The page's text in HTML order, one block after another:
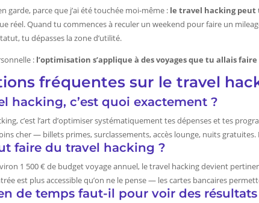
garde, parce que j’ai été touchée moi-même : le travel hacking peut
réel. Quand tu commences à reculer un weekend pour faire un
tu dépasses la zone d’utilité.
: l’optimisation s’applique à des voyages que tu allais
fréquentes sur le travel
hacking, c’est quoi exactement ?
c’est l’art d’optimiser systématiquement tes dépenses et tes
cher — billets primes, surclassements, accès lounge, nuits
faire du travel hacking ?
1 500 € de budget voyage annuel, le travel hacking devient
est plus accessible qu’on ne le pense — les cartes bancaires
de temps faut-il pour voir des résultats